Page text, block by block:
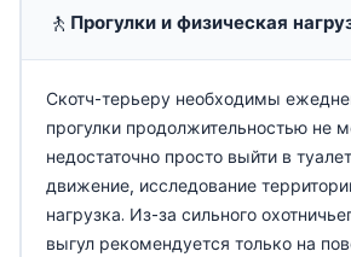
🚶 Прогулки и физическая
Скотч-терьеру необходимы
прогулки продолжительностью не
недостаточно просто выйти в
движение, исследование
нагрузка. Из-за сильного
выгул рекомендуется только на